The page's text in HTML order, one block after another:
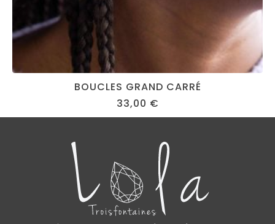
BOUCLES GRAND CARRÉ
33,00 €